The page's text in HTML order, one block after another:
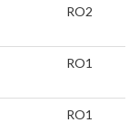
RO2
RO1
RO1